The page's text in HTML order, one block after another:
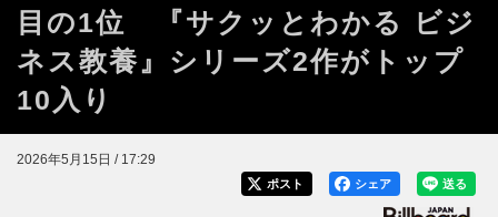
目の1位 『サクッとわかる ビジ
ネス教養』シリーズ2作がトップ
10入り
2026年5月15日 / 17:29
送る
シェア
ポスト